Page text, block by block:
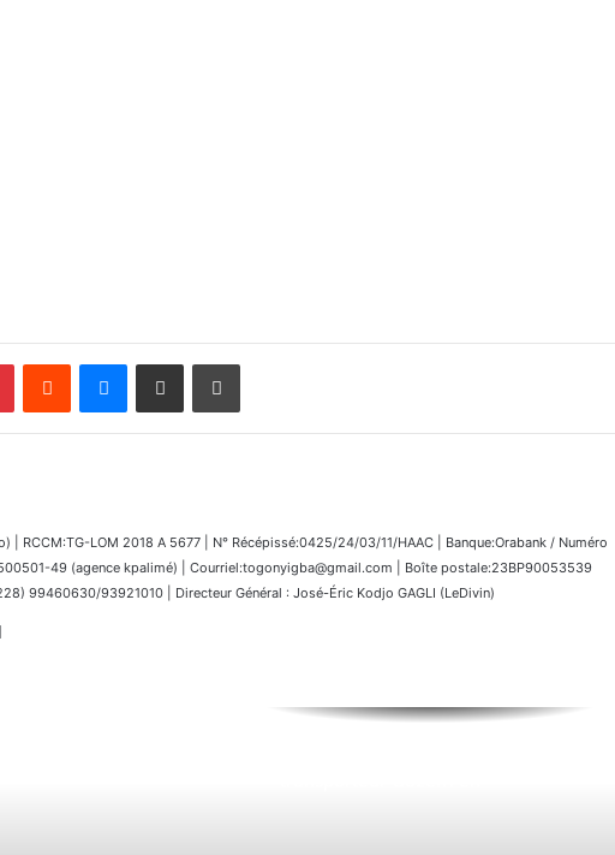
PinterestReddit MessengerPartager par email Imprimer
| RCCM:TG-LOM 2018 A 5677 | N° Récépissé:0425/24/03/11/HAAC | Banque:Orabank / Numéro
49 (agence kpalimé) | Courriel:togonyigba@gmail.com | Boîte postale:23BP90053539
99460630/93921010 | Directeur Général : José-Éric Kodjo GAGLI (LeDivin)